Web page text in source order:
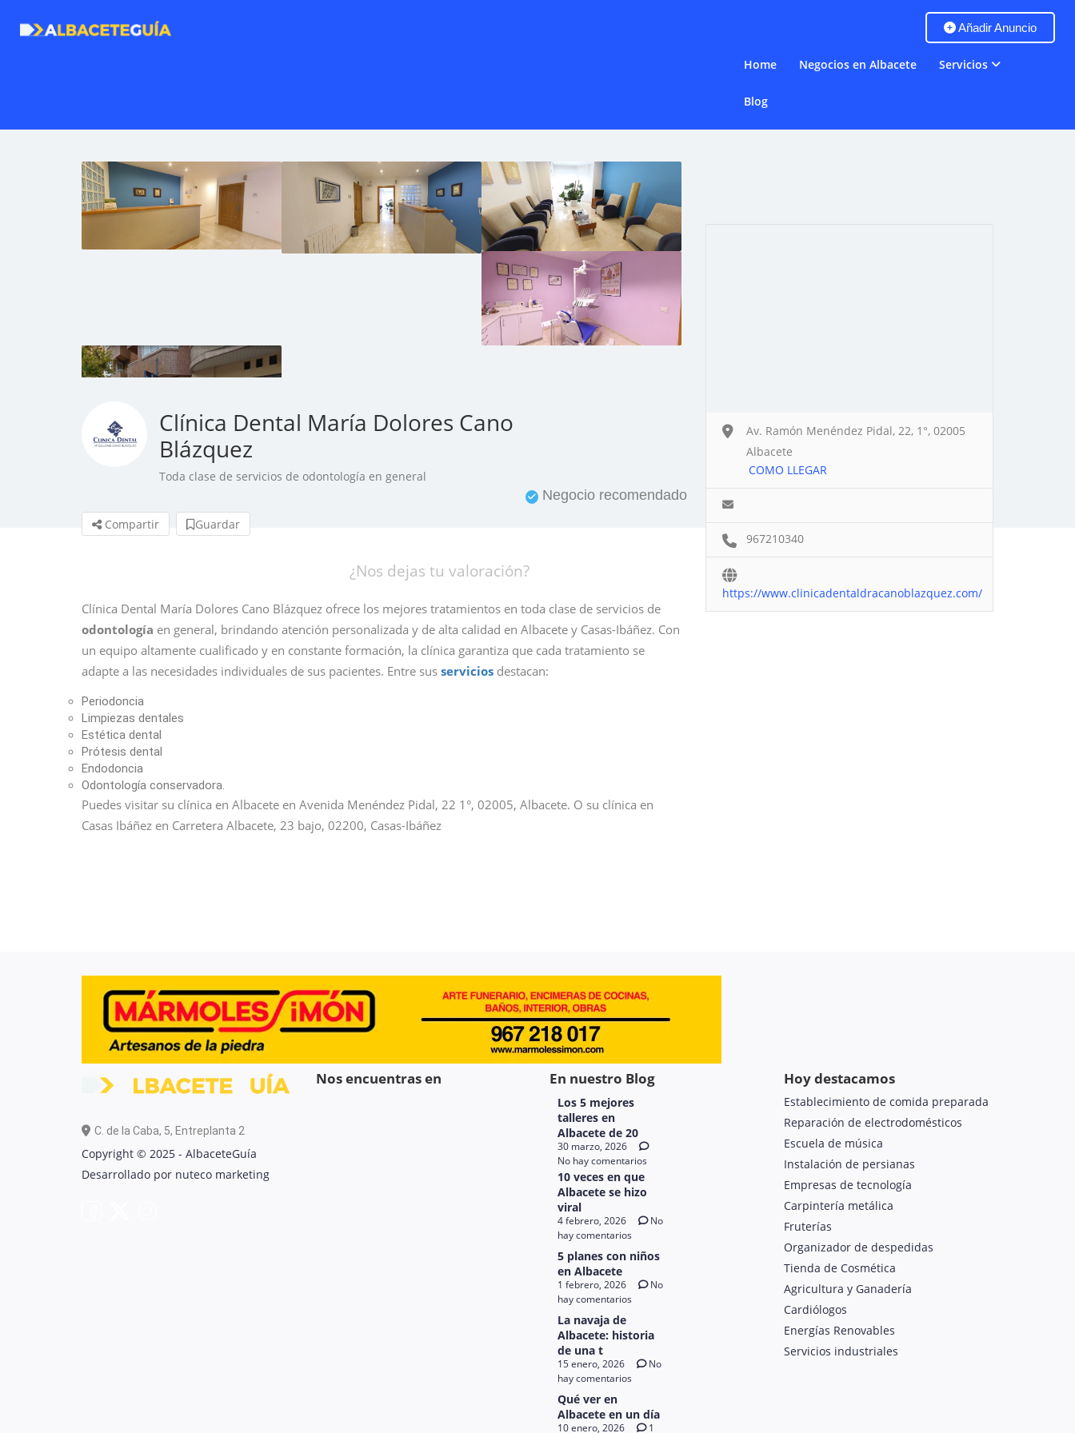
Añadir Anuncio
Home Negocios en Albacete Servicios
Blog
Clínica Dental María Dolores Cano
Blázquez
Negocio recomendado
Toda clase de servicios de odontología en general
Compartir Guardar
¿Nos dejas tu valoración?
Clínica Dental María Dolores Cano Blázquez ofrece los mejores tratamientos en toda clase de servicios de
odontología en general, brindando atención personalizada y de alta calidad en Albacete y Casas-Ibáñez. Con
un equipo altamente cualificado y en constante formación, la clínica garantiza que cada tratamiento se
adapte a las necesidades individuales de sus pacientes. Entre sus servicios destacan:
Periodoncia
Limpiezas dentales
Estética dental
Prótesis dental
Endodoncia
Odontología conservadora.
Puedes visitar su clínica en Albacete en Avenida Menéndez Pidal, 22 1°, 02005, Albacete. O su clínica en
Casas Ibáñez en Carretera Albacete, 23 bajo, 02200, Casas-Ibáñez
Av. Ramón Menéndez Pidal, 22, 1°, 02005
Albacete
COMO LLEGAR
967210340
https://www.clinicadentaldracanoblazquez.com/
C. de la Caba, 5, Entreplanta 2
Copyright © 2025 - AlbaceteGuía
Desarrollado por nuteco marketing
Nos encuentras en En nuestro Blog
Los 5 mejores
talleres en
Albacete de 20
30 marzo, 2026
No hay comentarios
10 veces en que
Albacete se hizo
viral
4 febrero, 2026
No
hay comentarios
5 planes con niños
en Albacete
1 febrero, 2026
No
hay comentarios
La navaja de
Albacete: historia
de una t
15 enero, 2026
No
hay comentarios
Qué ver en
Albacete en un día
10 enero, 2026 1
Hoy destacamos
Establecimiento de comida preparada
Reparación de electrodomésticos
Escuela de música
Instalación de persianas
Empresas de tecnología
Carpintería metálica
Fruterías
Organizador de despedidas
Tienda de Cosmética
Agricultura y Ganadería
Cardiólogos
Energías Renovables
Servicios industriales